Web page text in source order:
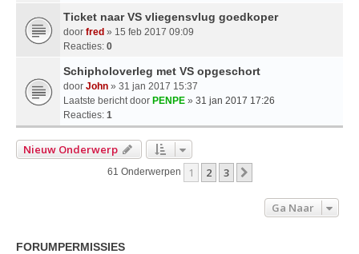
Ticket naar VS vliegensvlug goedkoper
door fred » 15 feb 2017 09:09
Reacties: 0
Schipholoverleg met VS opgeschort
door John » 31 jan 2017 15:37
Laatste bericht door PENPE » 31 jan 2017 17:26
Reacties: 1
Nieuw Onderwerp
61 Onderwerpen 1 2 3
Ga Naar
FORUMPERMISSIES